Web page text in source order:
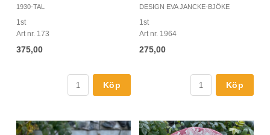
1930-TAL
1st
Art nr. 173
375,00
Köp
DESIGN EVA JANCKE-BJÖKE
1st
Art nr. 1964
275,00
Köp